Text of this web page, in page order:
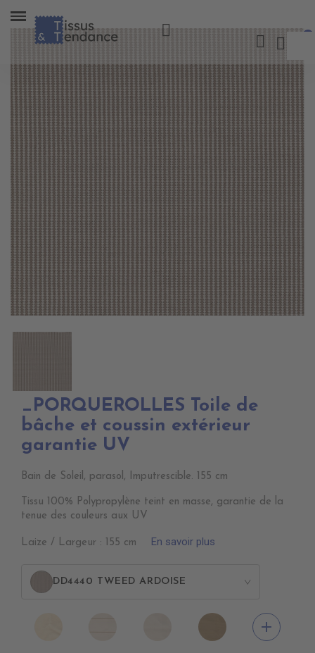
_PORQUEROLLES Toile de
bâche et coussin extérieur
garantie UV
Bain de Soleil, parasol, Imputrescible. 155 cm
Tissu 100% Polypropylène teint en masse, garantie de la
tenue des couleurs aux UV
Laize / Largeur : 155 cm En savoir plus
DD4440 TWEED ARDOISE >
DD4010
DD4030
CANVAS
DD4040
BEIGE
add